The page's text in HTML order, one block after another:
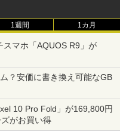
1週間 1カ月
マホ「AQUOS R9」が
？安価に書き換え可能なGB
10 Pro Fold」が169,800円
がお買い得